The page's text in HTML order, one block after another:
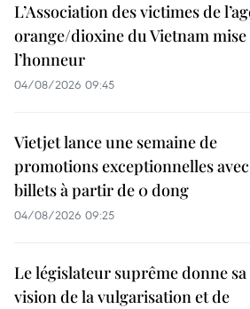
L’Association des victimes de
orange/dioxine du Vietnam mise
l’honneur
04/08/2026 09:45
Vietjet lance une semaine de
promotions exceptionnelles
billets à partir de 0 dong
04/08/2026 09:25
Le législateur suprême donne sa
vision de la vulgarisation et de